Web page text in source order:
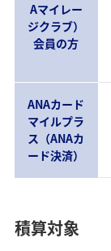
Aマイレー
ジクラブ）
会員の方
ANAカード
マイルプラ
ス（ANAカ
ード決済）
積算対象